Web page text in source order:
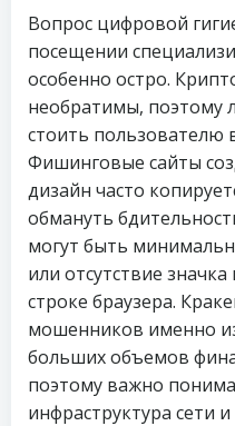
Вопрос цифровой
посещении
особенно остро.
необратимы, поэтому
стоить пользователю
Фишинговые сайты
дизайн часто
обмануть
могут быть
или отсутствие
строке браузера.
мошенников именно
больших объемов
поэтому важно
инфраструктура сети